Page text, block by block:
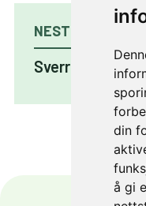
din
å gi
NESTE PROSJEKT
Sverresdalen